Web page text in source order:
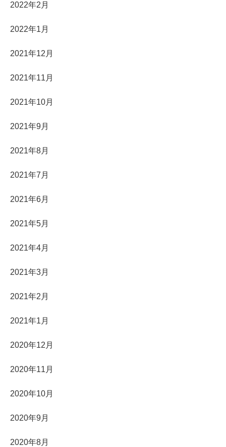
2022年2月
2022年1月
2021年12月
2021年11月
2021年10月
2021年9月
2021年8月
2021年7月
2021年6月
2021年5月
2021年4月
2021年3月
2021年2月
2021年1月
2020年12月
2020年11月
2020年10月
2020年9月
2020年8月